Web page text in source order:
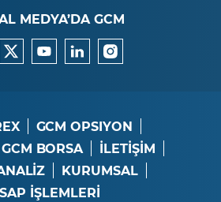
MEDYA’DA GCM
GCM OPSIYON
GCM BORSA
İLETİŞİM
KURUMSAL
İŞLEMLERİ